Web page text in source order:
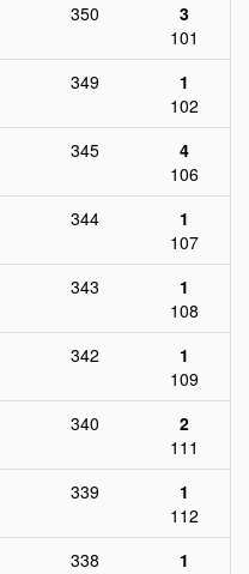
350
3
101
349
1
102
345
4
106
344
1
107
343
1
108
342
1
109
340
2
111
339
1
112
338
1